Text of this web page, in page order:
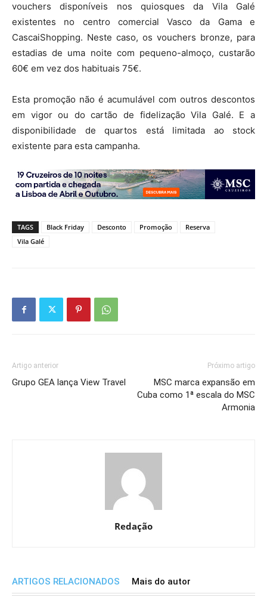
vouchers disponíveis nos quiosques da Vila Galé
existentes no centro comercial Vasco da Gama e
CascaiShopping. Neste caso, os vouchers bronze, para
estadias de uma noite com pequeno-almoço, custarão
60€ em vez dos habituais 75€.
Esta promoção não é acumulável com outros descontos
em vigor ou do cartão de fidelização Vila Galé. E a
disponibilidade de quartos está limitada ao stock
existente para esta campanha.
TAGS Black Friday Desconto Promoção
Reserva
Vila Galé
Artigo anterior
Grupo GEA lança View Travel
Próximo artigo
MSC marca expansão em
Cuba como 1ª escala do MSC
Armonia
Redação
ARTIGOS RELACIONADOS Mais do autor